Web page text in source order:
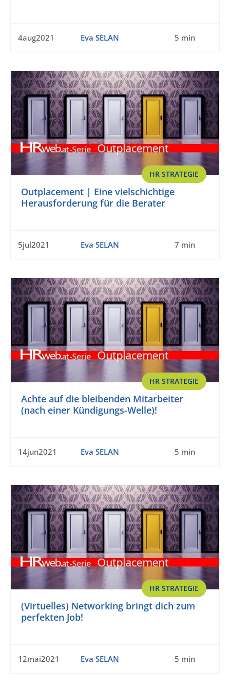
4aug2021 Eva SELAN 5 min
HR STRATEGIE
Outplacement | Eine vielschichtige
Herausforderung für die Berater
5jul2021 Eva SELAN 7 min
HR STRATEGIE
Achte auf die bleibenden Mitarbeiter
(nach einer Kündigungs-Welle)!
14jun2021 Eva SELAN 5 min
HR STRATEGIE
(Virtuelles) Networking bringt dich zum
perfekten Job!
12mai2021 Eva SELAN 5 min